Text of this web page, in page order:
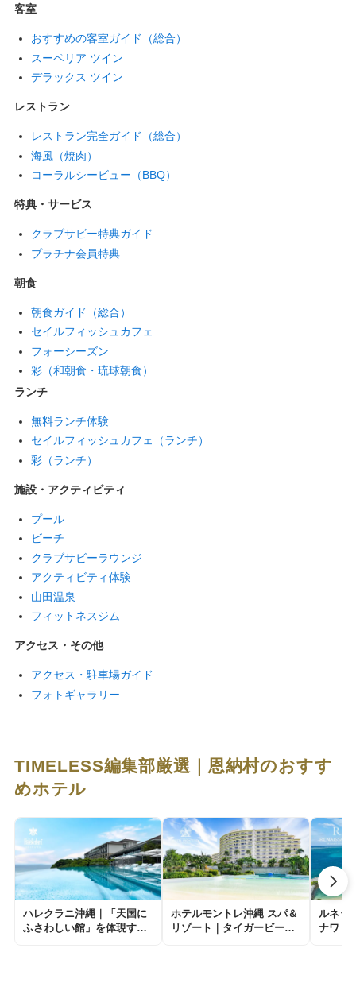
客室
おすすめの客室ガイド（総合）
スーペリア ツイン
デラックス ツイン
レストラン
レストラン完全ガイド（総合）
海風（焼肉）
コーラルシービュー（BBQ）
特典・サービス
クラブサビー特典ガイド
プラチナ会員特典
朝食
朝食ガイド（総合）
セイルフィッシュカフェ
フォーシーズン
彩（和朝食・琉球朝食）
ランチ
無料ランチ体験
セイルフィッシュカフェ（ランチ）
彩（ランチ）
施設・アクティビティ
プール
ビーチ
クラブサビーラウンジ
アクティビティ体験
山田温泉
フィットネスジム
アクセス・その他
アクセス・駐車場ガイド
フォトギャラリー
TIMELESS編集部厳選｜恩納村のおすす
めホテル
ハレクラニ沖縄｜「天国に
ふさわしい館」を体現する
ホテルモントレ沖縄 スパ＆
リゾート｜タイガービーチ
ルネッ
ナワ｜